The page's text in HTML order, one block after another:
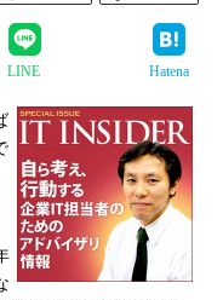
LINE Hatena